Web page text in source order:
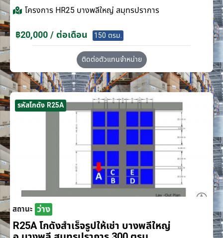
โครงการ HR25 บางพลีใหญ่ สมุทรปราการ
฿20,000 / ต่อเดือน 150 ตรม.
ติดต่อตัวแทนจำหน่าย
รหัสโกดัง R25A
สถานะ ว่าง
R25A โกดังสำเร็จรูปให้เช่า บางพลีใหญ่